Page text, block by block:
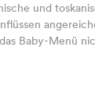
und
Baby-Menü